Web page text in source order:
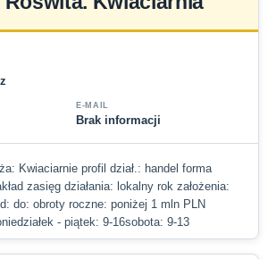
E-MAIL
Brak informacji
Kwiaciarnie profil dział.: handel forma
zasięg działania: lokalny rok założenia:
do: obroty roczne: poniżej 1 mln PLN
- piątek: 9-16sobota: 9-13